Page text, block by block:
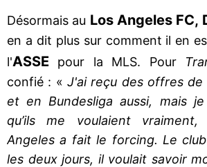
Désormais au Los Angeles FC,
en a dit plus sur comment il en
l'ASSE pour la MLS. Pour
confié : « J'ai reçu des offres de
et en Bundesliga aussi, mais
qu’ils me voulaient
Angeles a fait le forcing. Le
les deux jours, il voulait savoir